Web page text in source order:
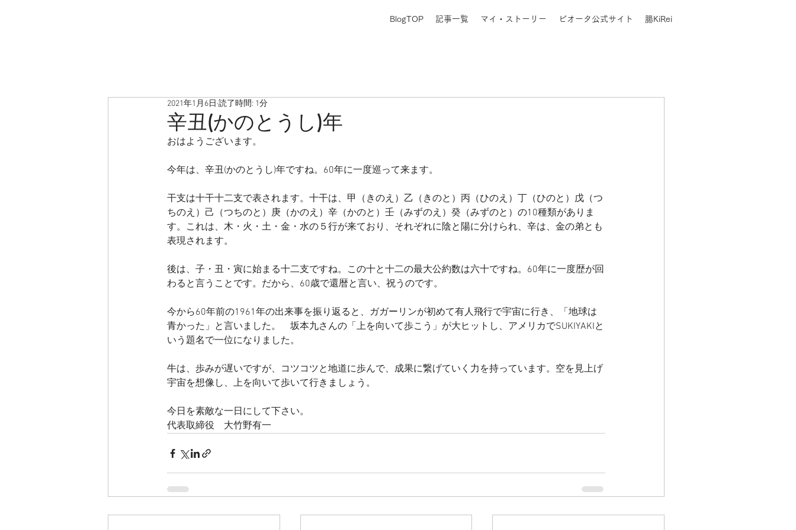
BlogTOP 記事一覧 マイ・ストーリー ビオータ公式サイト 腸KiRei
辛丑(かのとうし)年
2021年1月6日 読了時間: 1分
おはようございます。
今年は、辛丑(かのとうし)年ですね。60年に一度巡って来ます。
干支は十干十二支で表されます。十干は、甲（きのえ）乙（きのと）丙（ひのえ）丁（ひのと）戊（つ
ちのえ）己（つちのと）庚（かのえ）辛（かのと）壬（みずのえ）癸（みずのと）の10種類がありま
す。これは、木・火・土・金・水の５行が来ており、それぞれに陰と陽に分けられ、辛は、金の弟とも
表現されます。
後は、子・丑・寅に始まる十二支ですね。この十と十二の最大公約数は六十ですね。60年に一度歴が回
わると言うことです。だから、60歳で還暦と言い、祝うのです。
今から60年前の1961年の出来事を振り返ると、ガガーリンが初めて有人飛行で宇宙に行き、「地球は
青かった」と言いました。　坂本九さんの「上を向いて歩こう」が大ヒットし、アメリカでSUKIYAKIと
いう題名で一位になりました。
牛は、歩みが遅いですが、コツコツと地道に歩んで、成果に繋げていく力を持っています。空を見上げ
宇宙を想像し、上を向いて歩いて行きましょう。
今日を素敵な一日にして下さい。
代表取締役　大竹野有一